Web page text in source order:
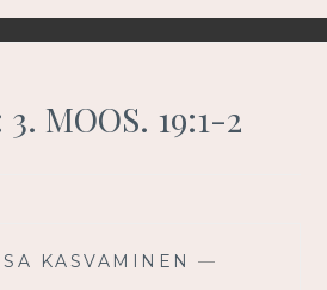
3. MOOS. 19:1-2
KASVAMINEN —